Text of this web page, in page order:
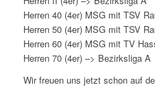
Herren 40 (4er) MSG mit TSV
Herren 50 (4er) MSG mit TSV
Herren 60 (4er) MSG mit TV
Herren 70 (4er) –> Bezirksliga A
Wir freuen uns jetzt schon auf